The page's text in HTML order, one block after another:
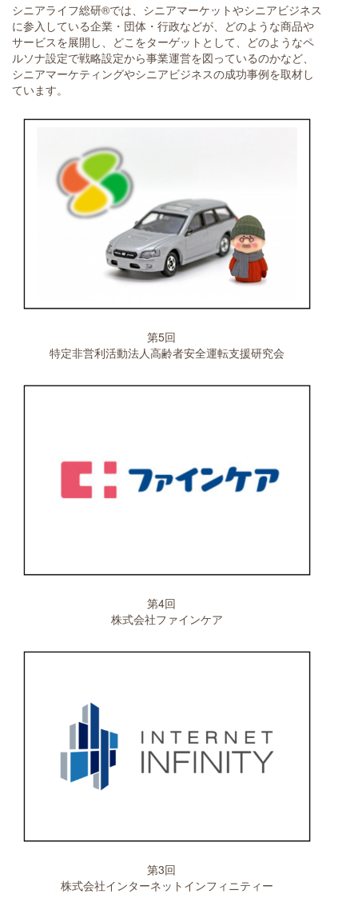
シニアライフ総研®では、シニアマーケットやシニアビジネス
に参入している企業・団体・行政などが、どのような商品や
サービスを展開し、どこをターゲットとして、どのようなペ
ルソナ設定で戦略設定から事業運営を図っているのかなど、
シニアマーケティングやシニアビジネスの成功事例を取材し
ています。
第5回
特定非営利活動法人高齢者安全運転支援研究会
第4回
株式会社ファインケア
第3回
株式会社インターネットインフィニティー